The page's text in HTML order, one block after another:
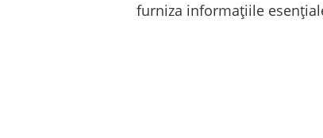
furniza informațiile